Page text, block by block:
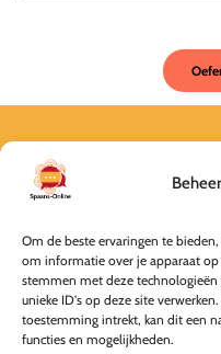
Om de beste ervaringen te
om informatie over je apparaat
stemmen met deze technologieën
unieke ID's op deze site
toestemming intrekt, kan dit een
functies en mogelijkheden.
Over
Spaans-Online is
1404 EB Bussum
info@spaans-online.nl
KvK 69292191